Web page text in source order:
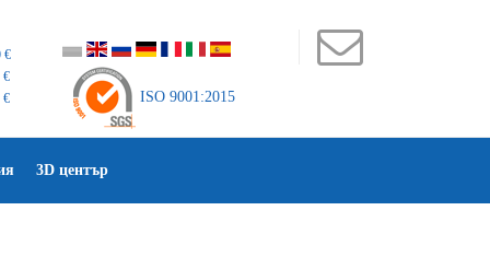
€
€
€
ISO 9001:2015
3D център